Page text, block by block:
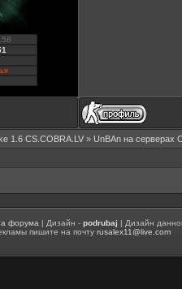
1.6 CS.COBRA.LV » UnBAn на серверах
форума | Дизайн -podrubaj | Дизайн
пишите на почтуrusalex11@live.com